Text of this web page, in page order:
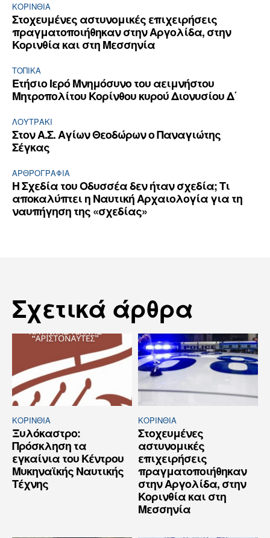
ΚΟΡΙΝΘΊΑ
Στοχευμένες αστυνομικές επιχειρήσεις
πραγματοποιήθηκαν στην Αργολίδα, στην
Κορινθία και στη Μεσσηνία
ΤΟΠΙΚΑ
Ετήσιο Ιερό Μνημόσυνο του αειμνήστου
Μητροπολίτου Κορίνθου κυρού Διονυσίου Δ΄
ΛΟΥΤΡΆΚΙ
Στον Α.Σ. Αγίων Θεοδώρων ο Παναγιώτης
Σέγκας
ΑΡΘPΟΓΡΑΦΙΑ
Η Σχεδία του Οδυσσέα δεν ήταν σχεδία; Τι
αποκαλύπτει η Ναυτική Αρχαιολογία για τη
ναυπήγηση της «σχεδίας»
Σχετικά άρθρα
ΚΟΡΙΝΘΊΑ
Ξυλόκαστρο:
Πρόσκληση τα
εγκαίνια του Κέντρου
Μυκηναϊκής Ναυτικής
Τέχνης
ΚΟΡΙΝΘΊΑ
Στοχευμένες
αστυνομικές
επιχειρήσεις
πραγματοποιήθηκαν
στην Αργολίδα, στην
Κορινθία και στη
Μεσσηνία